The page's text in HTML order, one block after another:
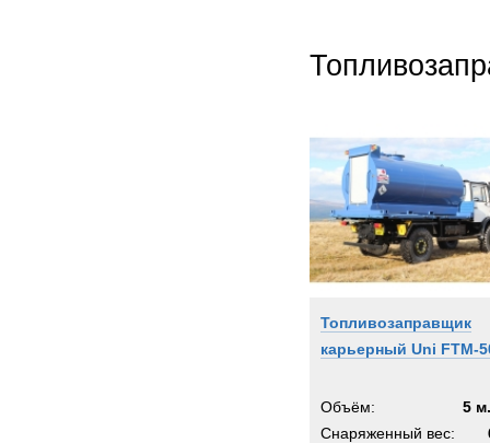
Топливозаправщик
карьерный Uni FTM-
Объём:
5
Снаряженный вес: